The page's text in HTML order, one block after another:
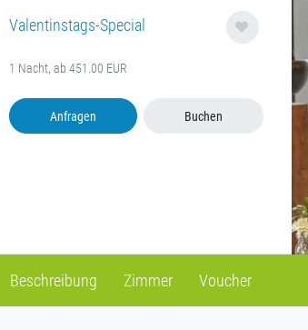
Valentinstags-Special
1 Nacht, ab 451.00 EUR
Anfragen Buchen
Beschreibung Zimmer Voucher